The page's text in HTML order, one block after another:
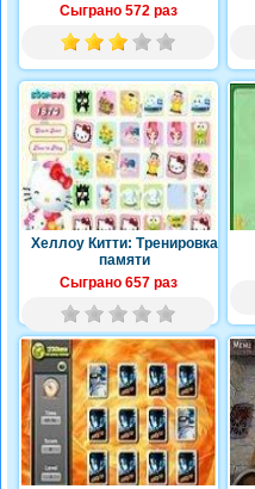
Сыграно 572 раз
Хеллоу Китти: Тренировка
памяти
Сыграно 657 раз